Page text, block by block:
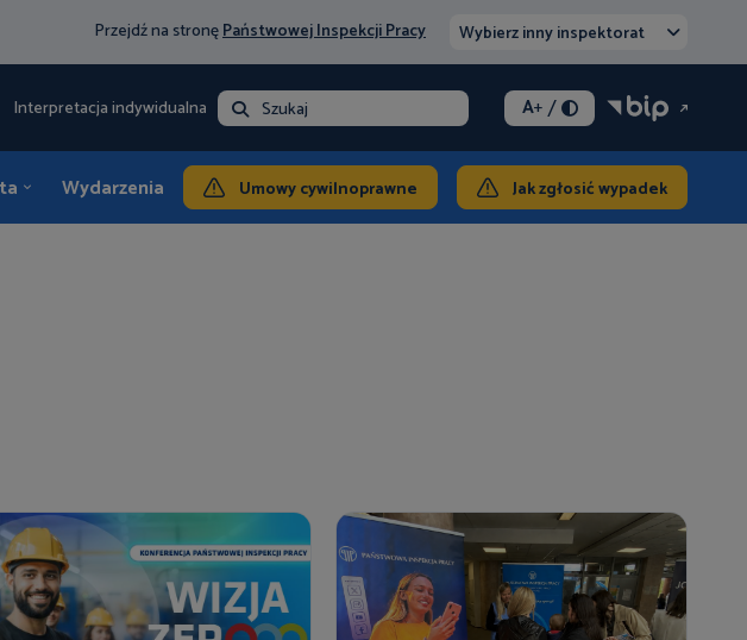
Przejdź na stronęPaństwowej Inspekcji Pracy Wybierz inny inspektorat
Interpretacja indywidualna - opłataSzukaj A+/
Wydarzenia KontaktUmowy cywilnoprawne Jak zgłosić wypadek